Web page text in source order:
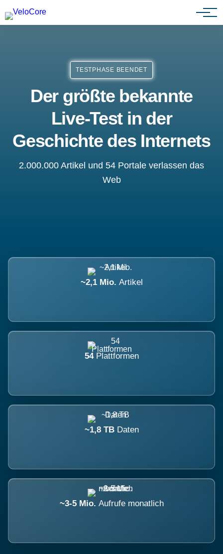
Agenturen & Webdesigner
TESTPHASE BEENDET
Der größte bekannte
Live-Test in der
Geschichte des Internets
2.000.000 Artikel und 54 Portale verlassen das
Web
~2,1 Mio. Artikel
54 Plattformen
~1,8 TB Daten
~3-5 Mio. Aufrufe monatlich